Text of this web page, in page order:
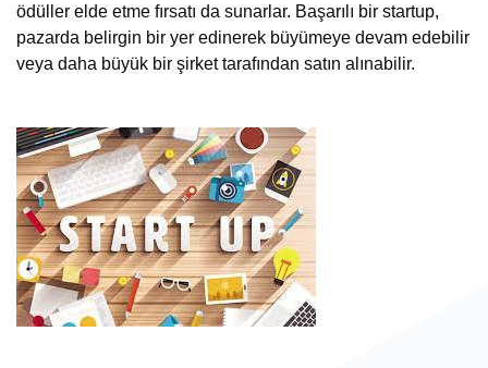
ödüller elde etme fırsatı da sunarlar. Başarılı bir startup,
pazarda belirgin bir yer edinerek büyümeye devam edebilir
veya daha büyük bir şirket tarafından satın alınabilir.